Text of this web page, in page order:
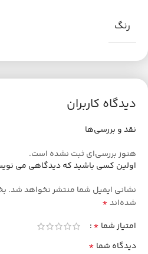
رنگ
دیدگاه کاربران
نقد و بررسی‌ها
هنوز بررسی‌ای ثبت نشده است.
اولین کسی باشید که دیدگاهی می نویسد
نشانی ایمیل شما منتشر نخواهد شد.
شده‌اند*
امتیاز شما *
دیدگاه شما *